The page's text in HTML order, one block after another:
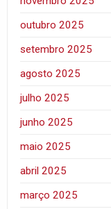
outubro 2025
setembro 2025
agosto 2025
julho 2025
junho 2025
maio 2025
abril 2025
março 2025